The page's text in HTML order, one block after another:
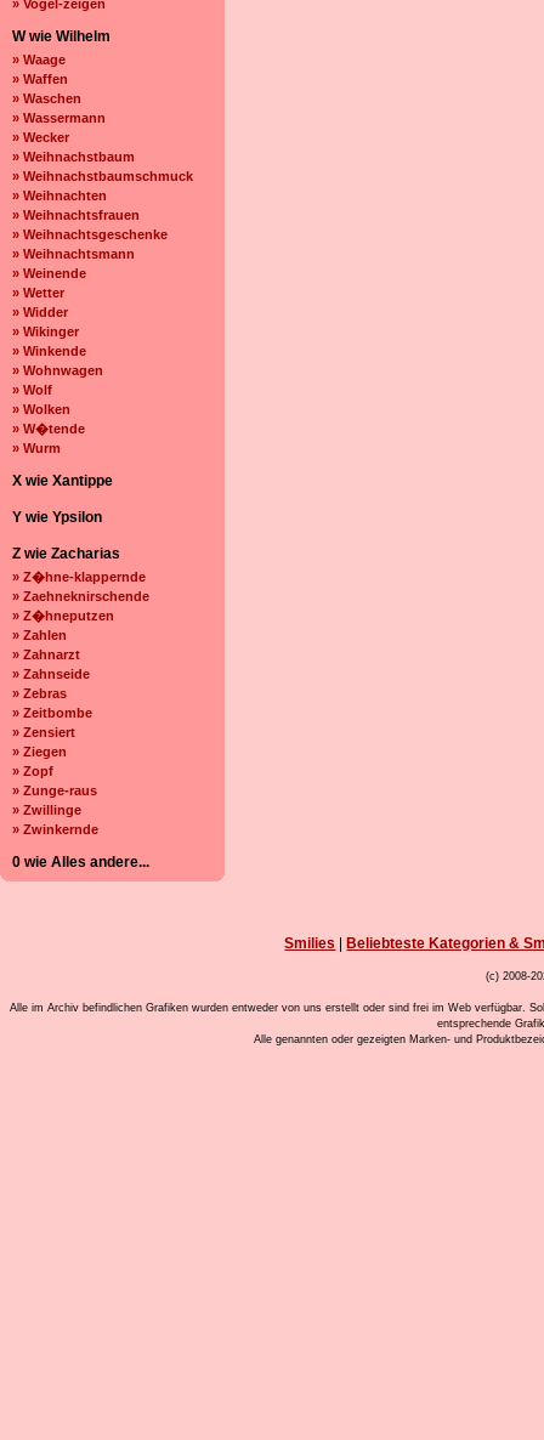
» Vogel-zeigen
W wie Wilhelm
» Waage
» Waffen
» Waschen
» Wassermann
» Wecker
» Weihnachstbaum
» Weihnachstbaumschmuck
» Weihnachten
» Weihnachtsfrauen
» Weihnachtsgeschenke
» Weihnachtsmann
» Weinende
» Wetter
» Widder
» Wikinger
» Winkende
» Wohnwagen
» Wolf
» Wolken
» W�tende
» Wurm
X wie Xantippe
Y wie Ypsilon
Z wie Zacharias
» Z�hne-klappernde
» Zaehneknirschende
» Z�hneputzen
» Zahlen
» Zahnarzt
» Zahnseide
» Zebras
» Zeitbombe
» Zensiert
» Ziegen
» Zopf
» Zunge-raus
» Zwillinge
» Zwinkernde
0 wie Alles andere...
Smilies Beliebteste Kategorien &
(c) 2008-
Alle im Archiv befindlichen Grafiken wurden entweder von uns erstellt oder sind frei im Web verfügbar.
entsprechende
Alle genannten oder gezeigten Marken- und